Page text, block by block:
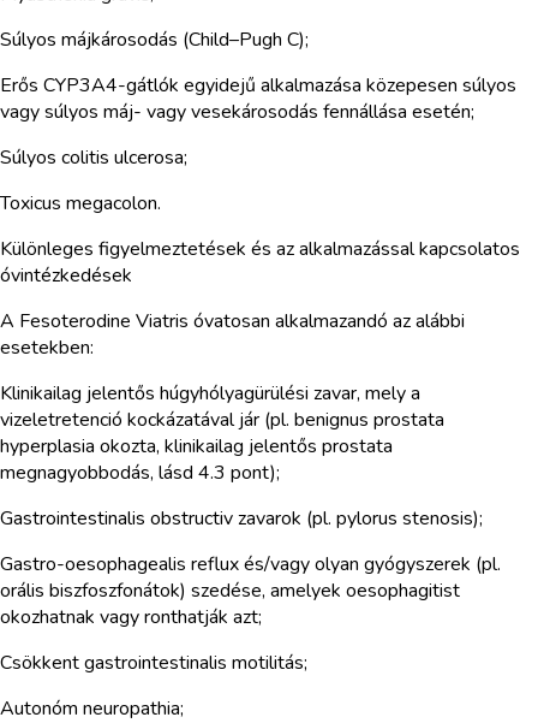
Súlyos májkárosodás (Child–Pugh C);
Erős CYP3A4-gátlók egyidejű alkalmazása közepesen súlyos
vagy súlyos máj- vagy vesekárosodás fennállása esetén;
Súlyos colitis ulcerosa;
Toxicus megacolon.
Különleges figyelmeztetések és az alkalmazással kapcsolatos
óvintézkedések
A Fesoterodine Viatris óvatosan alkalmazandó az alábbi
esetekben:
Klinikailag jelentős húgyhólyagürülési zavar, mely a
vizeletretenció kockázatával jár (pl. benignus prostata
hyperplasia okozta, klinikailag jelentős prostata
megnagyobbodás, lásd 4.3 pont);
Gastrointestinalis obstructiv zavarok (pl. pylorus stenosis);
Gastro-oesophagealis reflux és/vagy olyan gyógyszerek (pl.
orális biszfoszfonátok) szedése, amelyek oesophagitist
okozhatnak vagy ronthatják azt;
Csökkent gastrointestinalis motilitás;
Autonóm neuropathia;